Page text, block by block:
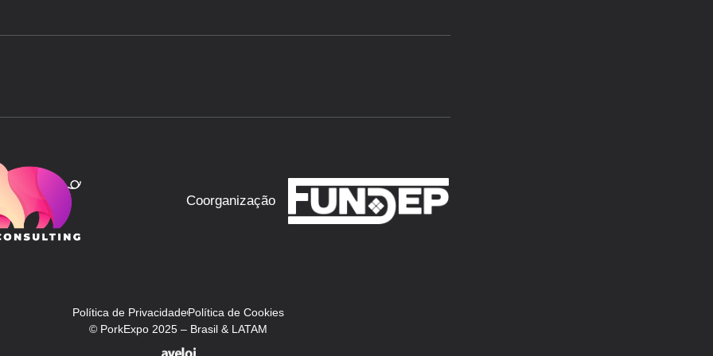
Coorganização
Política de PrivacidadePolítica de Cookies
© PorkExpo 2025 – Brasil & LATAM